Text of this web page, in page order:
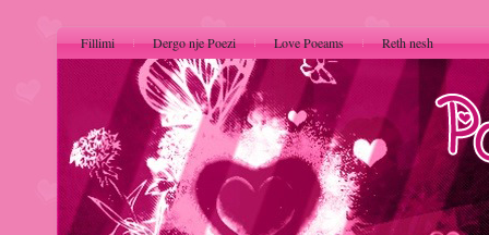
Fillimi Dergo nje Poezi Love Poeams Reth nesh